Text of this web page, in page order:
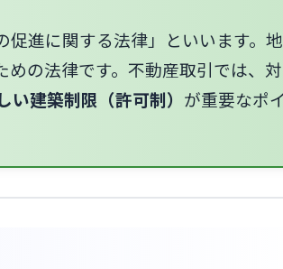
進に関する法律」といいます。
の法律です。不動産取引では、
い建築制限（許可制） が重要なポ